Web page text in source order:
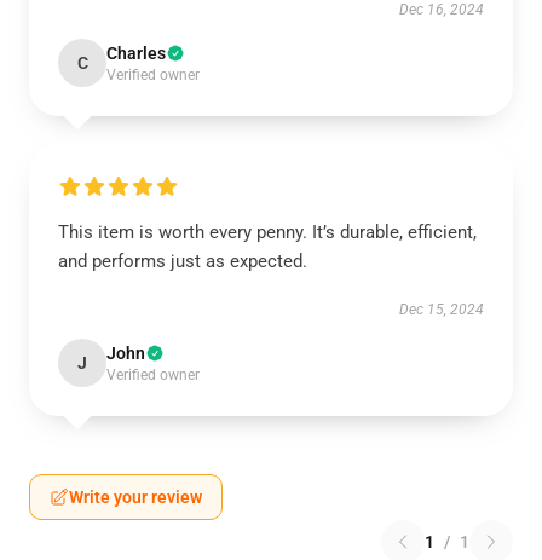
Dec 16, 2024
C Charles
Verified owner
This item is worth every penny. It’s durable, efficient,
and performs just as expected.
Dec 15, 2024
J John
Verified owner
Write your review
1 / 1